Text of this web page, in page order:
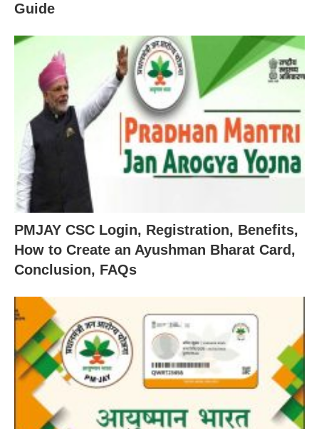
Guide
PMJAY CSC Login, Registration, Benefits,
How to Create an Ayushman Bharat Card,
Conclusion, FAQs